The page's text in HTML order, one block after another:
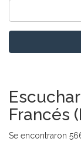
Francés
Se encontraron